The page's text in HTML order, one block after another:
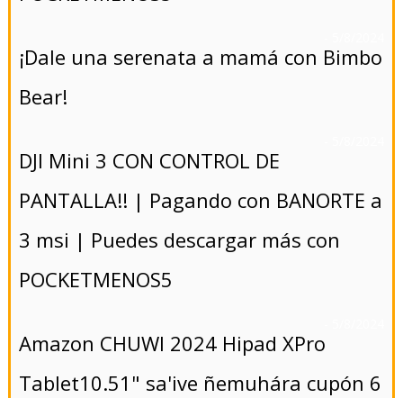
¡Dale una serenata a mamá con Bimbo
Bear!
DJI Mini 3 CON CONTROL DE
PANTALLA!! | Pagando con BANORTE a
3 msi | Puedes descargar más con
POCKETMENOS5
Amazon CHUWI 2024 Hipad XPro
Tablet10.51" sa'ive ñemuhára cupón 6